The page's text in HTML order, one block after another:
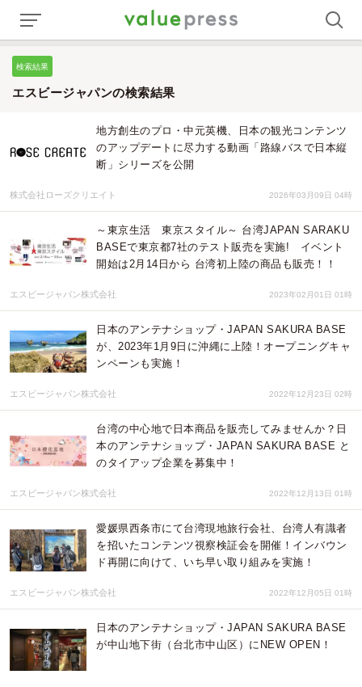
検索結果
エスビージャパンの検索結果
地方創生のプロ・中元英機、日本の観光コンテンツ
のアップデートに尽力する動画「路線バスで日本縦
断」シリーズを公開
株式会社ローズクリエイト 2026年03月09日 04時
～東京生活 東京スタイル～ 台湾JAPAN SARAKU
BASEで東京都7社のテスト販売を実施! イベント
開始は2月14日から 台湾初上陸の商品も販売！！
エスビージャパン株式会社 2023年02月01日 01時
日本のアンテナショップ・JAPAN SAKURA BASE
が、2023年1月9日に沖縄に上陸！オープニングキャ
ンペーンも実施！
エスビージャパン株式会社 2022年12月23日 02時
台湾の中心地で日本商品を販売してみませんか？日
本のアンテナショップ・JAPAN SAKURA BASE と
のタイアップ企業を募集中！
エスビージャパン株式会社 2022年12月13日 01時
愛媛県西条市にて台湾現地旅行会社、台湾人有識者
を招いたコンテンツ視察検証会を開催！インバウン
ド再開に向けて、いち早い取り組みを実施！
エスビージャパン株式会社 2022年12月05日 01時
日本のアンテナショップ・JAPAN SAKURA BASE
が中山地下街（台北市中山区）にNEW OPEN！